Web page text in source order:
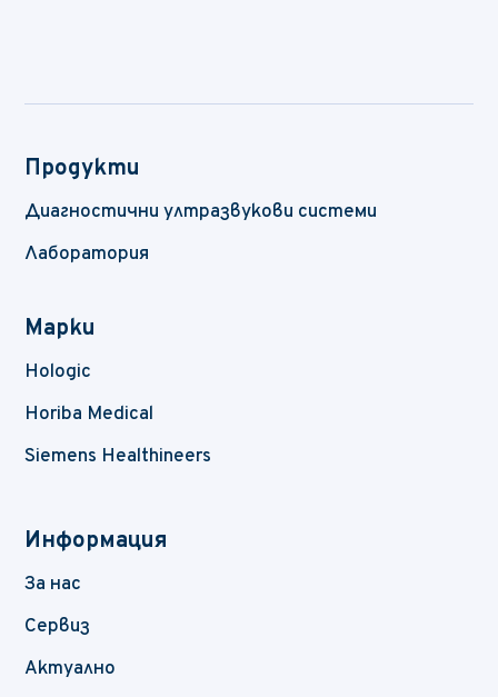
Продукти
Диагностични ултразвукови системи
Лаборатория
Марки
Hologic
Horiba Medical
Siemens Healthineers
Информация
За нас
Сервиз
Актуално